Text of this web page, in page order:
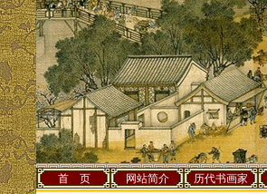
首 页 网站简介 历代书画家